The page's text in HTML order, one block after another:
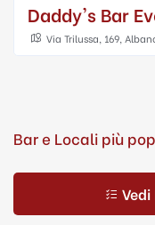
Daddy's Bar
Via Trilussa, 169,
Bar e Locali più